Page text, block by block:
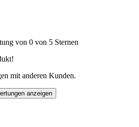
von 0 von 5 Sternen
mit anderen Kunden.
anzeigen